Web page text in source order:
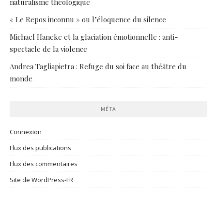
naturalisme théologique
« Le Repos inconnu » ou l’éloquence du silence
Michael Haneke et la glaciation émotionnelle : anti-
spectacle de la violence
Andrea Tagliapietra : Refuge du soi face au théâtre du
monde
MÉTA
Connexion
Flux des publications
Flux des commentaires
Site de WordPress-FR